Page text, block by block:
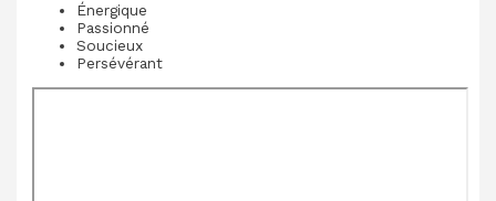
Énergique
Passionné
Soucieux
Persévérant